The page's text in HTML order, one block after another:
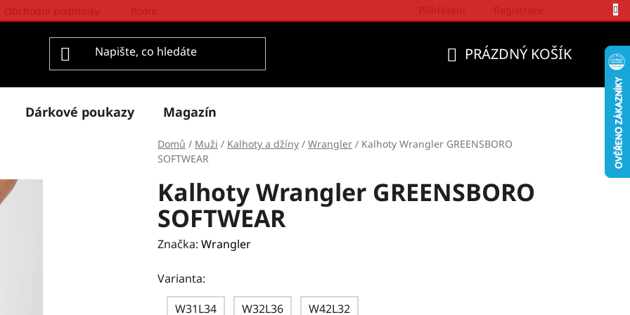
PRÁZDNÝ KOŠÍK
Dárkové poukazy Magazín
Domů / Muži / Kalhoty a džíny / Wrangler / Kalhoty Wrangler GREENSBORO
SOFTWEAR
Kalhoty Wrangler GREENSBORO
SOFTWEAR
Značka: Wrangler
Varianta:
W31L34
W32L36 W42L32